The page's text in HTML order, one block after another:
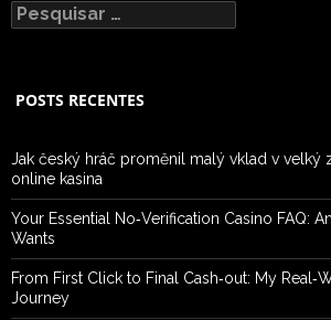
Pesquisar
por:
POSTS RECENTES
Jak český hráč proměnil malý vklad v velký
online kasina
Your Essential No‑Verification Casino FAQ:
Wants
From First Click to Final Cash‑out: My
Journey